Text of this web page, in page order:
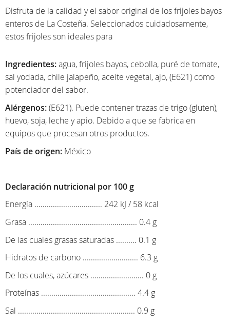
Disfruta de la calidad y el sabor original de los frijoles bayos
enteros de La Costeña. Seleccionados cuidadosamente,
estos frijoles son ideales para
Ingredientes:agua, frijoles bayos, cebolla, puré de tomate,
sal yodada, chile jalapeño, aceite vegetal, ajo, (E621) como
potenciador del sabor.
Alérgenos:(E621). Puede contener trazas de trigo (gluten),
huevo, soja, leche y apio. Debido a que se fabrica en
equipos que procesan otros productos.
País de origen: México
Declaración nutricional por 100 g
Energía ................................. 242 kJ / 58 kcal
Grasa ..................................................... 0.4 g
De las cuales grasas saturadas .......... 0.1 g
Hidratos de carbono ........................... 6.3 g
De los cuales, azúcares .......................... 0 g
Proteínas .............................................. 4.4 g
Sal ......................................................... 0.9 g